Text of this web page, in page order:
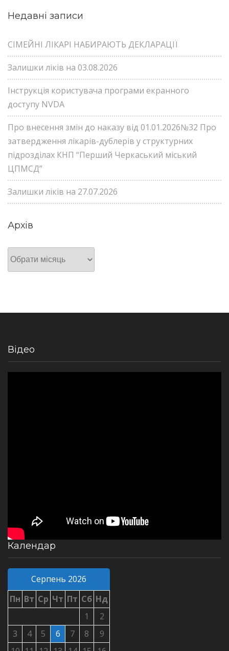
Недавні записи
СІМЕЙНІ ЛІКАРІ НАБИРАЮТЬ ДЕКЛАРАЦІЇ
Залишки ліків на 03.08.2026
Інструкція користувача програми екранного
доступу NVDA
Про внесення змін до наказу від 01.01.2026№32 Про
затвердження лікарів-дублерів у структурних
підрозділах КНП “Перший Черкаський міський
ЦПМСД”
Залишки ліків на 27.07.2026
Архів
Архів
Відео
Календар
Серпень 2026
Пн Вт Ср Чт Пт Сб Нд
1
2
3
4 5 6 7 8
9